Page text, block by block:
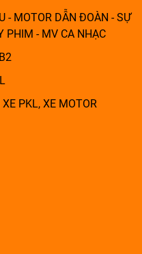
- MOTOR DẪN ĐOÀN - SỰ
PHIM - MV CA NHẠC
PKL, XE MOTOR